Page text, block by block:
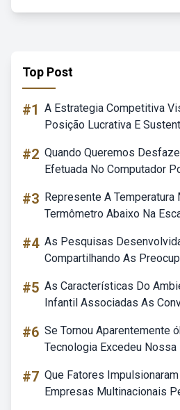
Top Post
#1 A Estrategia Competitiva
Posição Lucrativa E
#2 Quando Queremos
Efetuada No Computador
#3 Represente A Temperatura
Termômetro Abaixo Na
#4 As Pesquisas
Compartilhando As
#5 As Características Do
Infantil Associadas As
#6 Se Tornou Aparentemente
Tecnologia Excedeu Nossa
#7 Que Fatores
Empresas Multinacionais